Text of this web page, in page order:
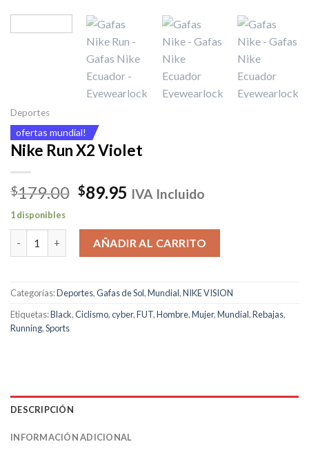
Deportes
ofertas mundial!
Nike Run X2 Violet
$179.00 El
original
era:
$179.00.
$89.95 El
actual
es:
$89.95.
IVA Incluido
1 disponibles
Nike Run X2 Violet cantidadAÑADIR AL CARRITO
Categorías:Deportes,Gafas de Sol,Mundial,NIKE VISION
Etiquetas:Black,Ciclismo,cyber,FUT,Hombre,Mujer,Mundial,Rebajas,
Running,Sports
DESCRIPCIÓN
INFORMACIÓN ADICIONAL